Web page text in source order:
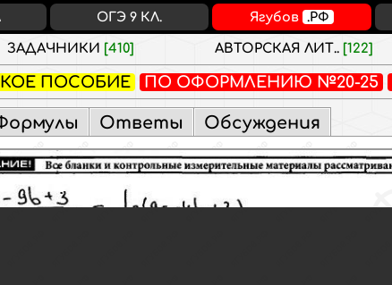
ЗАДАЧНИКИ [410] АВТОРСКАЯ ЛИТ.. [122]
ПОСОБИЕ ПО ОФОРМЛЕНИЮ №20-25
Ответы Обсуждения
ОГЭ 9 КЛ. Ягубов .РФ